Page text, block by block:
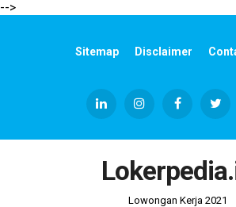
-->
Sitemap Disclaimer
Lowongan Kerja 2021